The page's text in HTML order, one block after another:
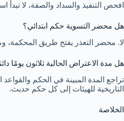
افحص التنفيذ والسداد والصفة، لا تبدأ
هل محضر التسوية حكم ابتدائي؟
لا. محضر التعذر يفتح طريق
هل مدة الاعتراض الحالية ثلاثون يومًا
تراجع المدة المبينة في الحكم والقواعد
التاريخية للهيئات إلى كل حكم حديث.
الخلاصة